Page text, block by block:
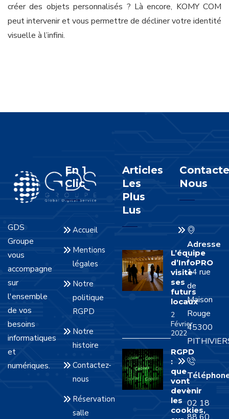
créer des objets personnalisés ? Là encore, KOMY COM
peut intervenir et vous permettre de décliner votre identité
visuelle à l’infini.
GDS
Groupe
vous
accompagne
sur
l'ensemble
de vos
besoins
informatiques
et
numériques.
En 1
Clic
Accueil
Mentions
légales
Notre
politique
RGPD
Notre
histoire
Contactez-
nous
Réservation
salle
Articles
Les
Plus
Lus
L’équipe
d’InfoPRO
visite
ses
futurs
locaux
2
Février
2022
RGPD
:
que
vont
devenir
les
cookies,
Nous
Adresse
:
14 rue
de
Maison
Rouge
45300
:
02 18
88 60